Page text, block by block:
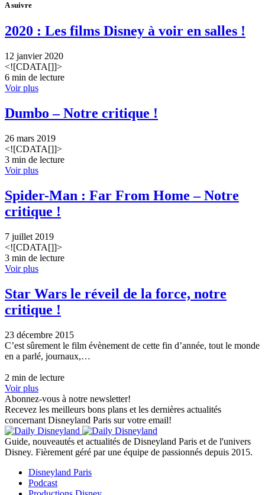
A suivre
2020 : Les films Disney à voir en salles !
12 janvier 2020
<![CDATA[]]>
6 min de lecture
Voir plus
Dumbo – Notre critique !
26 mars 2019
<![CDATA[]]>
3 min de lecture
Voir plus
Spider-Man : Far From Home – Notre
critique !
7 juillet 2019
<![CDATA[]]>
3 min de lecture
Voir plus
Star Wars le réveil de la force, notre
critique !
23 décembre 2015
C’est sûrement le film évènement de cette fin d’année, tout le monde
en a parlé, journaux,…
2 min de lecture
Voir plus
Abonnez-vous à notre newsletter!
Recevez les meilleurs bons plans et les dernières actualités
concernant Disneyland Paris sur votre email!
Guide, nouveautés et actualités de Disneyland Paris et de l'univers
Disney. Fièrement géré par une équipe de passionnés depuis 2015.
Disneyland Paris
Podcast